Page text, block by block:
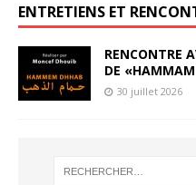
ENTRETIENS ET
RENCONTRE
DE
30 juillet 2026